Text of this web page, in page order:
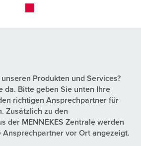
Produkten und Services?
da. Bitte geben Sie unten Ihre
richtigen Ansprechpartner für
Zusätzlich zu den
der MENNEKES Zentrale werden
Ansprechpartner vor Ort angezeigt.